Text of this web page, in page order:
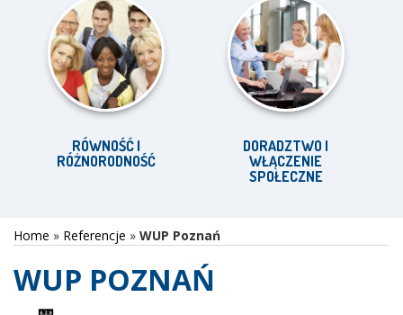
RÓWNOŚĆ I
RÓŻNORODNOŚĆ
DORADZTWO I
WŁĄCZENIE
SPOŁECZNE
Home » Referencje » WUP Poznań
WUP POZNAŃ